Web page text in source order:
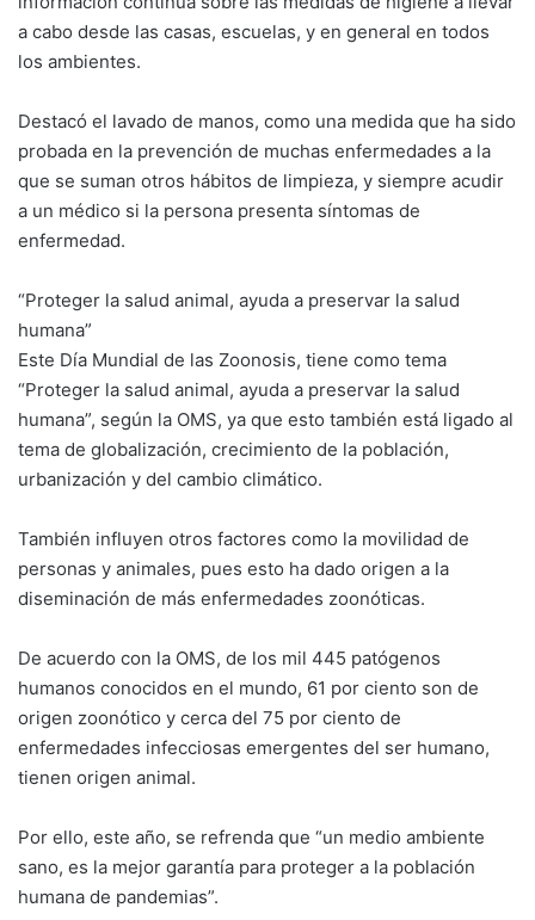
a cabo desde las casas, escuelas, y en general en todos
los ambientes.
Destacó el lavado de manos, como una medida que ha sido
probada en la prevención de muchas enfermedades a la
que se suman otros hábitos de limpieza, y siempre acudir
a un médico si la persona presenta síntomas de
enfermedad.
“Proteger la salud animal, ayuda a preservar la salud
humana”
Este Día Mundial de las Zoonosis, tiene como tema
“Proteger la salud animal, ayuda a preservar la salud
humana”, según la OMS, ya que esto también está ligado al
tema de globalización, crecimiento de la población,
urbanización y del cambio climático.
También influyen otros factores como la movilidad de
personas y animales, pues esto ha dado origen a la
diseminación de más enfermedades zoonóticas.
De acuerdo con la OMS, de los mil 445 patógenos
humanos conocidos en el mundo, 61 por ciento son de
origen zoonótico y cerca del 75 por ciento de
enfermedades infecciosas emergentes del ser humano,
tienen origen animal.
Por ello, este año, se refrenda que “un medio ambiente
sano, es la mejor garantía para proteger a la población
humana de pandemias”.